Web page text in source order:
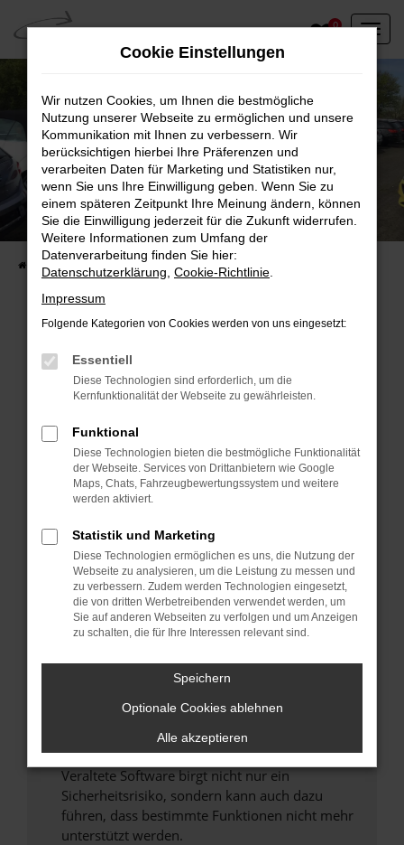
Zum
Hauptinhalt
springen
0
Unser Fahrzeugbestand vor Ort
Entdecken Sie unsere sofort verfügbaren
Fahrzeugangebote
Fehler: Network Error
Beim Laden ist ein Fehler aufgetreten.
Hier sind ein paar Tipps, die dir helfen können:
Überprüfe deine Firewall und deine
Internetverbindung.
Laden andere Webseiten, zum Beispiel deine
Suchmaschine?
Manche Erweiterungen, wie Werbeblocker,
können das Laden bestimmter Seiten
verhindern. Funktioniert die Seite in einem
anderen Browser oder in einem privaten
Fenster?
Das kann manchmal helfen, vorübergehende
Probleme zu beheben.
Stelle sicher, dass dein Browser und dein
Betriebssystem auf dem neuesten Stand
sind.
Veraltete Software birgt nicht nur ein
Sicherheitsrisiko, sondern kann auch dazu
führen, dass bestimmte Funktionen nicht mehr
unterstützt werden.
Cookie Einstellungen
Wir nutzen Cookies, um Ihnen die bestmögliche
Nutzung unserer Webseite zu ermöglichen und unsere
Kommunikation mit Ihnen zu verbessern. Wir
berücksichtigen hierbei Ihre Präferenzen und
verarbeiten Daten für Marketing und Statistiken nur,
wenn Sie uns Ihre Einwilligung geben. Wenn Sie zu
einem späteren Zeitpunkt Ihre Meinung ändern, können
Sie die Einwilligung jederzeit für die Zukunft widerrufen.
Weitere Informationen zum Umfang der
Datenverarbeitung finden Sie hier:
Datenschutzerklärung Cookie-Richtlinie
Impressum
Folgende Kategorien von Cookies werden von uns eingesetzt:
Essentiell
Diese Technologien sind erforderlich, um die
Kernfunktionalität der Webseite zu gewährleisten.
Funktional
Diese Technologien bieten die bestmögliche Funktionalität
der Webseite. Services von Drittanbietern wie Google
Maps, Chats, Fahrzeugbewertungssystem und weitere
werden aktiviert.
Statistik und Marketing
Diese Technologien ermöglichen es uns, die Nutzung der
Webseite zu analysieren, um die Leistung zu messen und
zu verbessern. Zudem werden Technologien eingesetzt,
die von dritten Werbetreibenden verwendet werden, um
Sie auf anderen Webseiten zu verfolgen und um Anzeigen
zu schalten, die für Ihre Interessen relevant sind.
Speichern
Optionale Cookies ablehnen
Alle akzeptieren